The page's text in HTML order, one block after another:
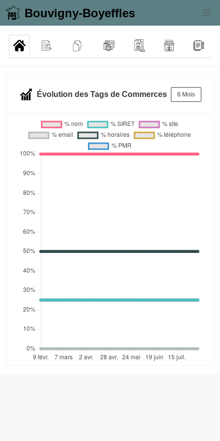
Bouvigny-Boyeffles
Évolution des Tags de Commerces 6 Mois